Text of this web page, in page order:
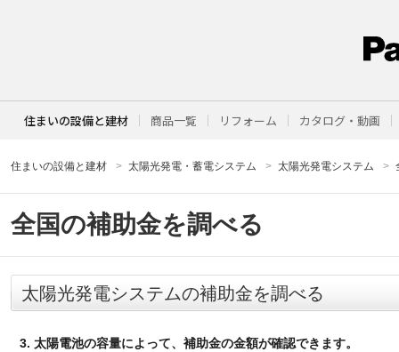
住まいの設備と建材 商品一覧 リフォーム カタログ・動画
住まいの設備と建材 太陽光発電・蓄電システム 太陽光発電システム
全国の補助金を調べる
太陽光発電システムの補助金を調べる
3. 太陽電池の容量によって、補助金の金額が確認できます。